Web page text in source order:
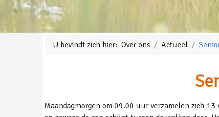
U bevindt zich hier: Over ons Actueel
Maandagmorgen om 09.00 uur verzamelen zich